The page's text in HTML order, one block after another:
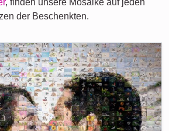
, finden unsere Mosaike auf jeden
der Beschenkten.